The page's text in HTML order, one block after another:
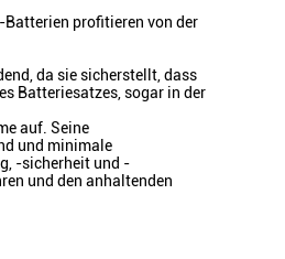
Batterien profitieren von der
da sie sicherstellt, dass
Batteriesatzes, sogar in der
auf. Seine
und minimale
-sicherheit und -
und den anhaltenden